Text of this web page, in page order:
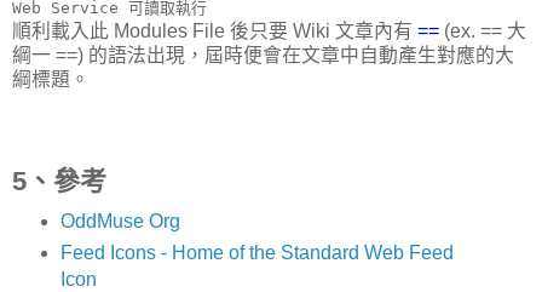
Web Service 可讀取執行
順利載入此 Modules File 後只要 Wiki 文章內有 == (ex. == 大
綱一 ==) 的語法出現，屆時便會在文章中自動產生對應的大
綱標題。
5、參考
OddMuse Org
Feed Icons - Home of the Standard Web Feed
Icon